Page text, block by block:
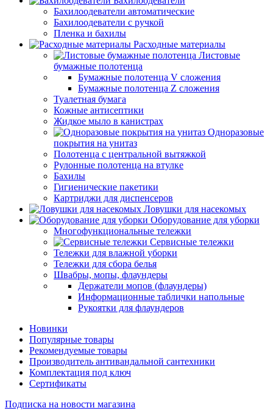
Бахилоодеватели автоматические
Бахилоодеватели с ручкой
Пленка и бахилы
Расходные материалы
Листовые
бумажные полотенца
Бумажные полотенца V сложения
Бумажные полотенца Z сложения
Туалетная бумага
Кожные антисептики
Жидкое мыло в канистрах
Одноразовые
покрытия на унитаз
Полотенца с центральной вытяжкой
Рулонные полотенца на втулке
Бахилы
Гигиенические пакетики
Картриджи для диспенсеров
Ловушки для насекомых
Оборудование для уборки
Многофункциональные тележки
Сервисные тележки
Тележки для влажной уборки
Тележки для сбора белья
Швабры, мопы, флаундеры
Держатели мопов (флаундеры)
Информационные таблички напольные
Рукоятки для флаундеров
Новинки
Популярные товары
Рекомендуемые товары
Производитель антивандальной сантехники
Комплектация под ключ
Сертификаты
Подписка на новости магазина